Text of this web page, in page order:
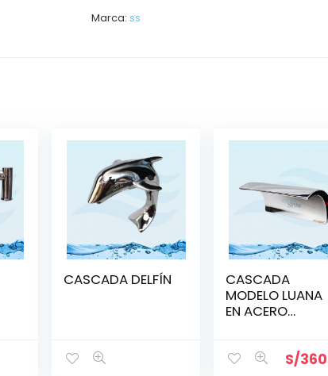
Marca:ss
CASCADA DELFÍN
CASCADA
MODELO LUANA
EN ACERO
S/